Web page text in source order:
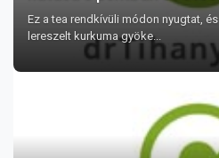
Ez a tea rendkívüli módon nyugtat,
lereszelt kurkuma gyöke...